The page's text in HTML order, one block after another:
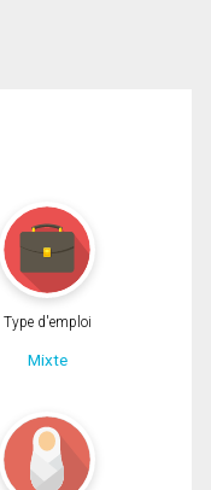
Type d'emploi
Mixte